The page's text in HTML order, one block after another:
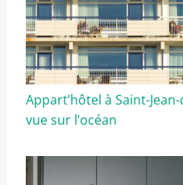
Appart’hôtel à Saint-
vue sur l’océan